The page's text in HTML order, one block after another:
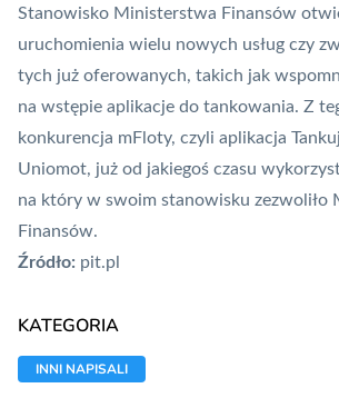
Stanowisko Ministerstwa Finansów
uruchomienia wielu nowych usług czy
tych już oferowanych, takich jak
na wstępie aplikacje do tankowania. Z
konkurencja mFloty, czyli aplikacja
Uniomot, już od jakiegoś czasu
na który w swoim stanowisku zezwoliło
Finansów.
Źródło: pit.pl
KATEGORIA
INNI NAPISALI